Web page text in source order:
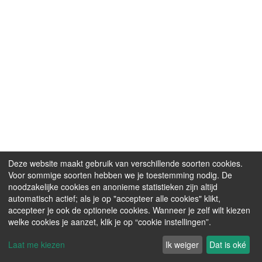
Deze website maakt gebruik van verschillende soorten cookies.
Voor sommige soorten hebben we je toestemming nodig. De
noodzakelijke cookies en anonieme statistieken zijn altijd
automatisch actief; als je op "accepteer alle cookies" klikt,
accepteer je ook de optionele cookies. Wanneer je zelf wilt kiezen
welke cookies je aanzet, klik je op “cookie instellingen”.
Laat me kiezen
Ik weiger Dat is oké